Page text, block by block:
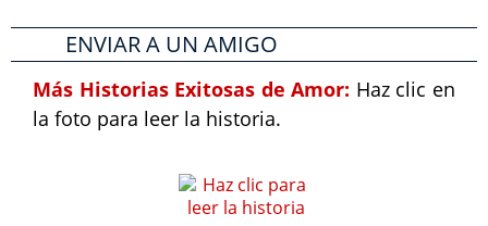
ENVIAR A UN AMIGO
Más Historias Exitosas de Amor: Haz clic en
la foto para leer la historia.